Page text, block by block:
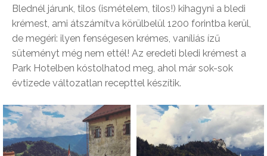
Blednél járunk, tilos (ismételem, tilos!) kihagyni a bledi
krémest, ami átszámítva körülbelül 1200 forintba kerül,
de megéri: ilyen fenségesen krémes, vaníliás ízű
süteményt még nem ettél! Az eredeti bledi krémest a
Park Hotelben kóstolhatod meg, ahol már sok-sok
évtizede változatlan recepttel készítik.